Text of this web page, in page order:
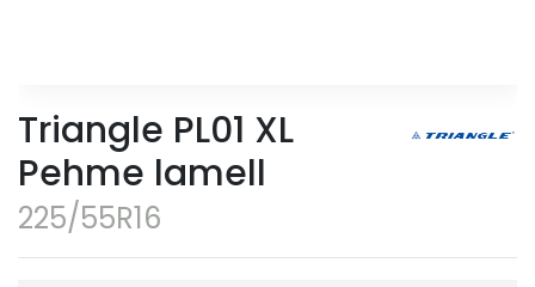
225/55R16
Triangle PL01 XL
Pehme lamell